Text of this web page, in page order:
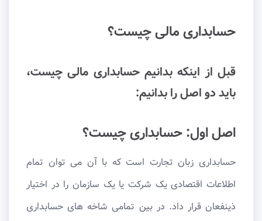
حسابداری مالی چیست؟
قبل از اینکه بدانیم حسابداری مالی چیست،
باید دو اصل را بدانیم:
اصل اول: حسابداری چیست؟
حسابداری زبان تجارت است که با آن می توان تمام
اطلاعات اقتصادی یک شرکت یا یک سازمان را در اختیار
ذینفعان قرار داد. در بین تمامی شاخه های حسابداری